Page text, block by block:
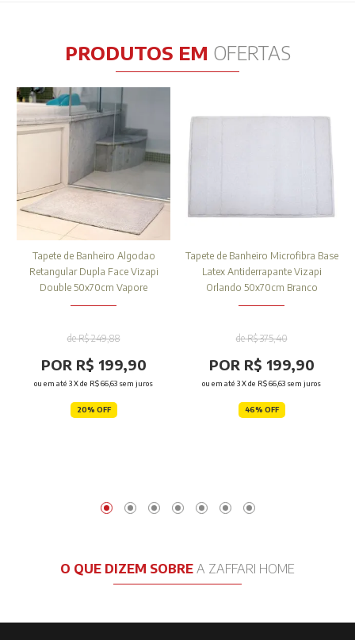
PRODUTOS EM OFERTAS
Tapete de Banheiro Algodao
Retangular Dupla Face Vizapi
Double 50x70cm Vapore
de R$ 249,88
POR R$ 199,90
ou em até 3X de R$ 66,63 sem juros
20% OFF
Tapete de Banheiro Microfibra Base
Latex Antiderrapante Vizapi
Orlando 50x70cm Branco
de R$ 375,40
POR R$ 199,90
ou em até 3X de R$ 66,63 sem juros
46% OFF
O QUE DIZEM SOBRE A ZAFFARI HOME